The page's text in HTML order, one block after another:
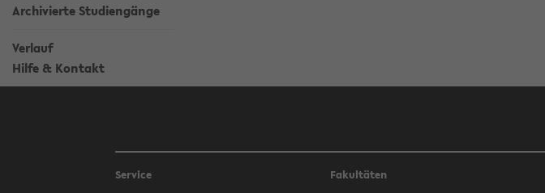
Archivierte Studiengänge
Verlauf
Hilfe & Kontakt
Service
Fakultäten